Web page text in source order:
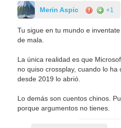
Merin Aspic +1
Tu sigue en tu mundo e
de mala.
La única realidad es que
no quiso crossplay, cuando lo ha
desde 2019 lo abrió.
Lo demás son cuentos chinos.
porque argumentos no tienes.